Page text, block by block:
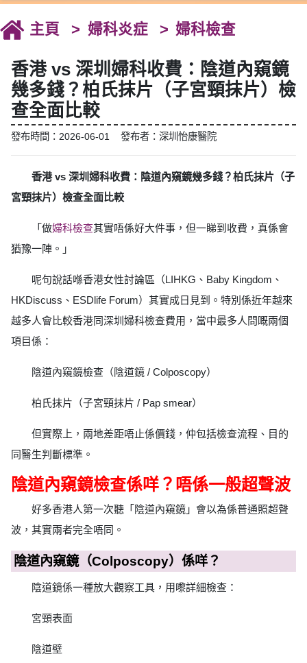
主頁 婦科炎症 婦科檢查
香港 vs 深圳婦科收費：陰道內窺鏡
幾多錢？柏氏抹片（子宮頸抹片）檢
查全面比較
發布時間：2026-06-01 發布者：深圳怡康醫院
香港 vs 深圳婦科收費：陰道內窺鏡幾多錢？柏氏抹片（子
宮頸抹片）檢查全面比較
「做婦科檢查其實唔係好大件事，但一睇到收費，真係會
猶豫一陣。」
呢句說話喺香港女性討論區（LIHKG、Baby Kingdom、
HKDiscuss、ESDlife Forum）其實成日見到。特別係近年越來
越多人會比較香港同深圳婦科檢查費用，當中最多人問嘅兩個
項目係：
陰道內窺鏡檢查（陰道鏡 / Colposcopy）
柏氏抹片（子宮頸抹片 / Pap smear）
但實際上，兩地差距唔止係價錢，仲包括檢查流程、目的
同醫生判斷標準。
陰道內窺鏡檢查係咩？唔係一般超聲波
好多香港人第一次聽「陰道內窺鏡」會以為係普通照超聲
波，其實兩者完全唔同。
陰道內窺鏡（Colposcopy）係咩？
陰道鏡係一種放大觀察工具，用嚟詳細檢查：
宮頸表面
陰道壁